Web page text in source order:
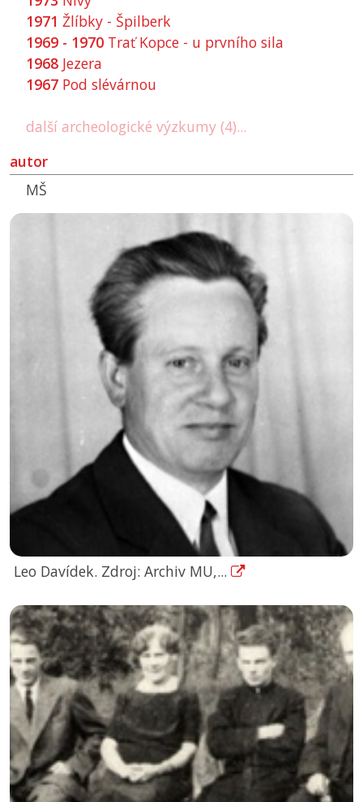
1971 Žlíbky - Špilberk
1969 - 1970 Trať Kopce - u prvního sila
1968 Jezera
1967 Pod slévárnou
další archeologické výzkumy (4)...
autor
MŠ
Leo Davídek. Zdroj: Archiv MU,...